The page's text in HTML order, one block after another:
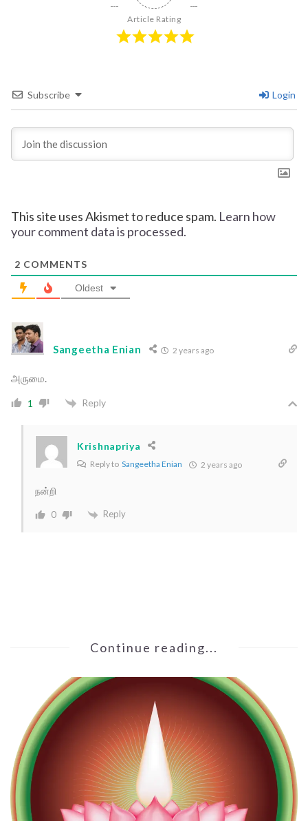
Article Rating
Subscribe Login
This site uses Akismet to reduce spam. Learn how
your comment data is processed.
2 COMMENTS
Oldest
Sangeetha Enian 2 years ago
அருமை.
1 Reply
Krishnapriya
Reply to Sangeetha Enian 2 years ago
நன்றி
0 Reply
Continue reading...